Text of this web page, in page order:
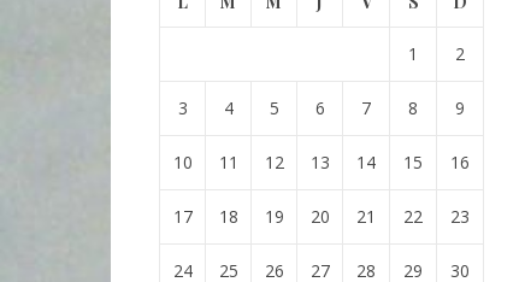
1 2
3 4 5 6 7 8 9
10 11 12 13 14 15 16
17 18 19 20 21 22 23
24 25 26 27 28 29 30